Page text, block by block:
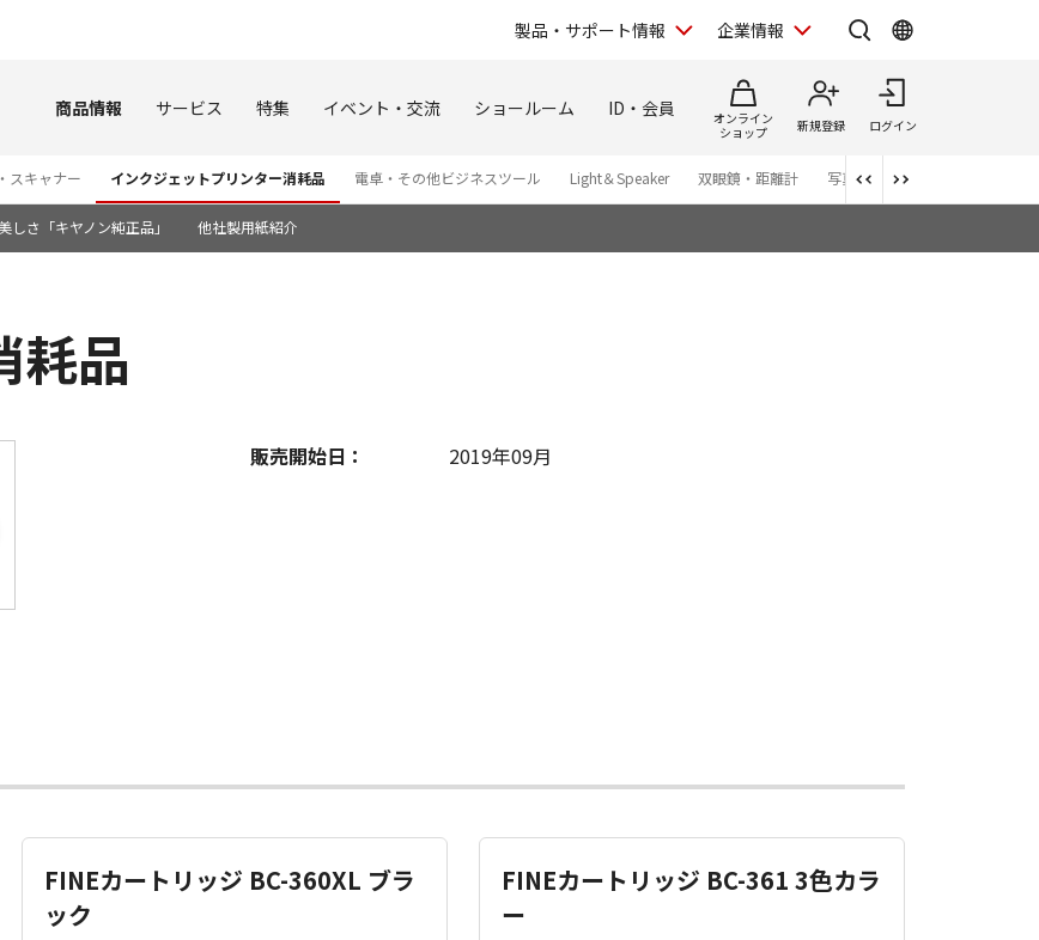
製品・サポート情報 企業情報
商品情報 サービス 特集 イベント・交流 ショールーム ID・会員
オンライン
ショップ
新規登録 ログイン
スキャナー インクジェットプリンター消耗品 電卓・その他ビジネスツール Light＆Speaker 双眼鏡・距離計 写真集 アプリ・ソフトウエ
しさ「キヤノン純正品」 他社製用紙紹介
品
販売開始日： 2019年09月
FINEカートリッジ BC-360XL ブラ
ック
FINEカートリッジ BC-361 3色カラ
ー